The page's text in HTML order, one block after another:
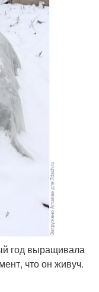
год выращивала
что он живуч.